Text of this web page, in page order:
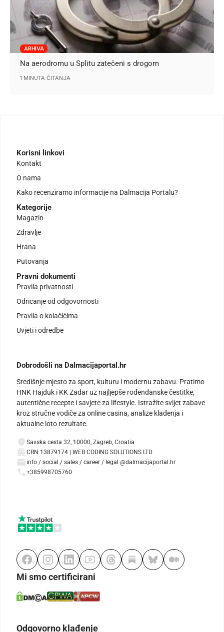
ARHIVA
Na aerodromu u Splitu zatečeni s drogom
1 MINUTA ČITANJA
Korisni linkovi
Kontakt
O nama
Kako recenziramo informacije na Dalmacija Portalu?
Kategorije
Magazin
Zdravlje
Hrana
Putovanja
Pravni dokumenti
Pravila privatnosti
Odricanje od odgovornosti
Pravila o kolačićima
Uvjeti i odredbe
Dobrodošli na Dalmacijaportal.hr
Središnje mjesto za sport, kulturu i modernu zabavu. Pratimo
HNK Hajduk i KK Zadar uz najljepše rođendanske čestitke,
autentične recepte i savjete za lifestyle. Istražite svijet zabave
kroz stručne vodiče za online casina, analize klađenja i
aktualne loto rezultate.
Savska cesta 32, 10000, Zagreb, Croatia
CRN 13879174 | WEB CODING SOLUTIONS LTD
info / social / sales / career / legal @dalmacijaportal.hr
+385998705760
Mi smo certificirani
Odgovorno klađenje